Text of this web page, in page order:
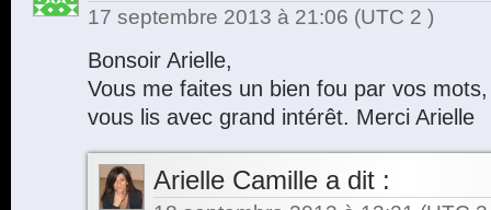
17 septembre 2013 à 21:06 (UTC 2 )
Bonsoir Arielle,
Vous me faites un bien fou par vos
vous lis avec grand intérêt. Merci Arielle
Arielle Camille a dit :